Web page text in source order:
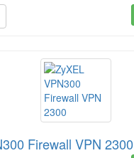
Firewall VPN 2300